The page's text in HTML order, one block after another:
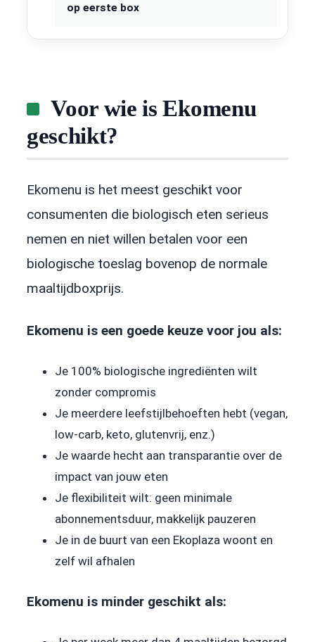
op eerste box
Voor wie is Ekomenu
geschikt?
Ekomenu is het meest geschikt voor
consumenten die biologisch eten serieus
nemen en niet willen betalen voor een
biologische toeslag bovenop de normale
maaltijdboxprijs.
Ekomenu is een goede keuze voor jou als:
Je 100% biologische ingrediënten wilt
zonder compromis
Je meerdere leefstijlbehoeften hebt (vegan,
low-carb, keto, glutenvrij, enz.)
Je waarde hecht aan transparantie over de
impact van jouw eten
Je flexibiliteit wilt: geen minimale
abonnementsduur, makkelijk pauzeren
Je in de buurt van een Ekoplaza woont en
zelf wil afhalen
Ekomenu is minder geschikt als: